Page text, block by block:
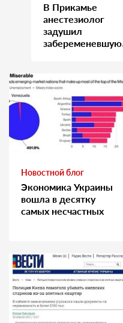
В Прикамье
анестезиолог
задушил
забеременевшую
Новостной блог
Экономика Украины
вошла в десятку
самых несчастных